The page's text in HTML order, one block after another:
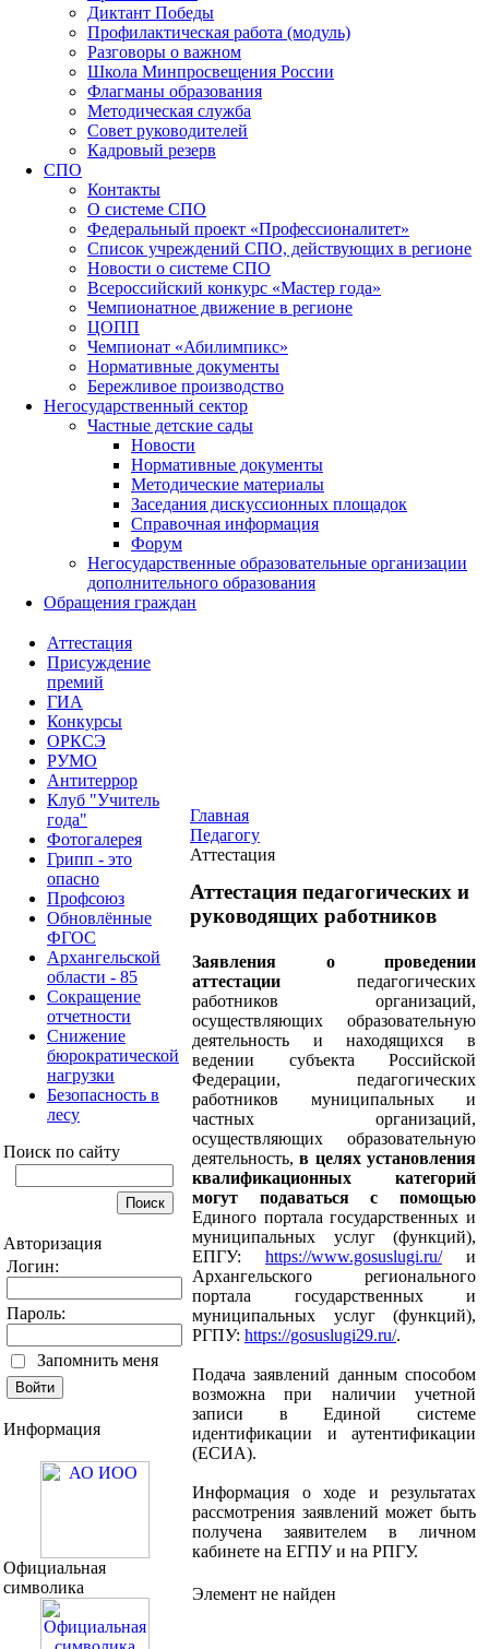
Диктант Победы
Профилактическая работа (модуль)
Разговоры о важном
Школа Минпросвещения России
Флагманы образования
Методическая служба
Совет руководителей
Кадровый резерв
СПО
Контакты
О системе СПО
Федеральный проект «Профессионалитет»
Список учреждений СПО, действующих в регионе
Новости о системе СПО
Всероссийский конкурс «Мастер года»
Чемпионатное движение в регионе
ЦОПП
Чемпионат «Абилимпикс»
Нормативные документы
Бережливое производство
Негосударственный сектор
Частные детские сады
Новости
Нормативные документы
Методические материалы
Заседания дискуссионных площадок
Справочная информация
Форум
Негосударственные образовательные организации
дополнительного образования
Обращения граждан
Аттестация
Присуждение
премий
ГИА
Конкурсы
ОРКСЭ
РУМО
Антитеррор
Клуб "Учитель
года"
Фотогалерея
Грипп - это
опасно
Профсоюз
Обновлённые
ФГОС
Архангельской
области - 85
Сокращение
отчетности
Снижение
бюрократической
нагрузки
Безопасность в
лесу
Поиск по сайту
Авторизация
Логин:
Пароль:
Запомнить меня
Информация
Официальная
символика
Главная
Педагогу
Аттестация
Аттестация педагогических и
руководящих работников
Заявления о проведении
аттестации педагогических
работников организаций,
осуществляющих образовательную
деятельность и находящихся в
ведении субъекта Российской
Федерации, педагогических
работников муниципальных и
частных организаций,
осуществляющих образовательную
деятельность,в целях установления
квалификационных категорий
могут подаваться с помощью
Единого портала государственных и
муниципальных услуг (функций),
ЕПГУ: https://www.gosuslugi.ru/и
Архангельского регионального
портала государственных и
муниципальных услуг (функций),
РГПУ: https://gosuslugi29.ru/.
Подача заявлений данным способом
возможна при наличии учетной
записи в Единой системе
идентификации и аутентификации
(ЕСИА).
Информация о ходе и результатах
рассмотрения заявлений может быть
получена заявителем в личном
кабинете на ЕГПУ и на РПГУ.
Элемент не найден